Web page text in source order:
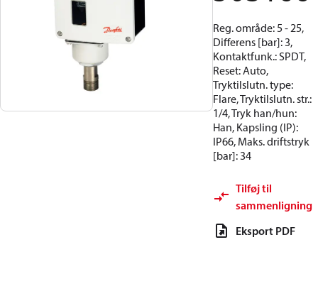
Reg. område: 5 - 25,
Differens [bar]: 3,
Kontaktfunk.: SPDT,
Reset: Auto,
Tryktilslutn. type:
Flare, Tryktilslutn. str.:
1/4, Tryk han/hun:
Han, Kapsling (IP):
IP66, Maks. driftstryk
[bar]: 34
Tilføj til
sammenligning
Eksport PDF